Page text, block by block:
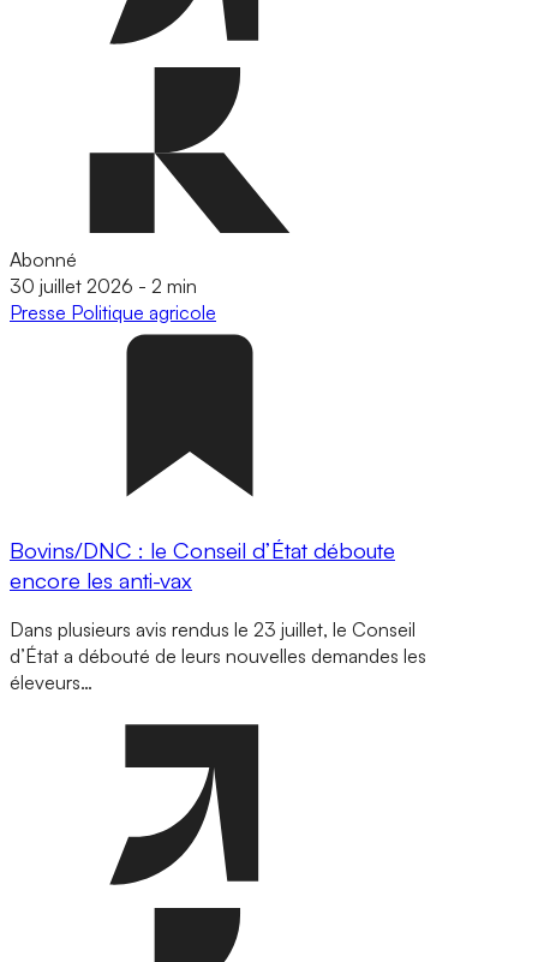
Abonné
30 juillet 2026 - 2 min
Presse Politique agricole
Bovins/DNC : le Conseil d’État déboute
encore les anti-vax
Dans plusieurs avis rendus le 23 juillet, le Conseil
d’État a débouté de leurs nouvelles demandes les
éleveurs…